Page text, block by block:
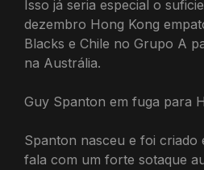
Isso já seria especial o
dezembro Hong Kong
Blacks e Chile no Grupo A
na Austrália.
Guy Spanton em fuga para
Spanton nasceu e foi criado
fala com um forte sotaque